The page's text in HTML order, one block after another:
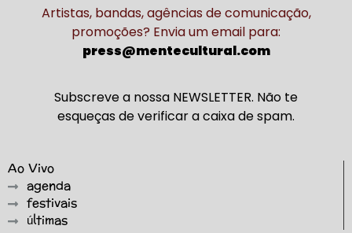
Artistas, bandas, agências de comunicação,
promoções? Envia um email para:
press@mentecultural.com
Subscreve a nossa NEWSLETTER. Não te
esqueças de verificar a caixa de spam.
Ao Vivo
agenda
festivais
últimas